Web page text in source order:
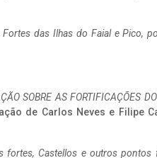
Fortes das Ilhas do Faial e Pico,
SOBRE AS FORTIFICAÇÕES
de Carlos Neves e Filipe
fortes, Castellos e outros pontos